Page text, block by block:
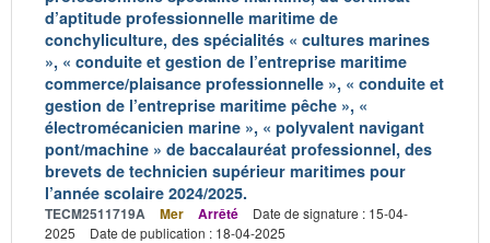
d’aptitude professionnelle maritime de
conchyliculture, des spécialités « cultures marines
», « conduite et gestion de l’entreprise maritime
commerce/plaisance professionnelle », « conduite et
gestion de l’entreprise maritime pêche », «
électromécanicien marine », « polyvalent navigant
pont/machine » de baccalauréat professionnel, des
brevets de technicien supérieur maritimes pour
l’année scolaire 2024/2025.
TECM2511719A Mer Arrêté
Date de signature : 15-04-
2025
Date de publication : 18-04-2025